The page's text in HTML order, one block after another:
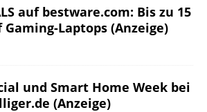
auf bestware.com: Bis zu 15
Laptops (Anzeige)
und Smart Home Week bei
(Anzeige)